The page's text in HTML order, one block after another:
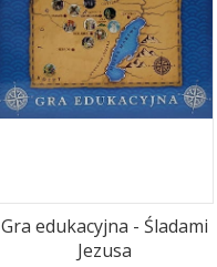
Gra edukacyjna - Śladami
Jezusa